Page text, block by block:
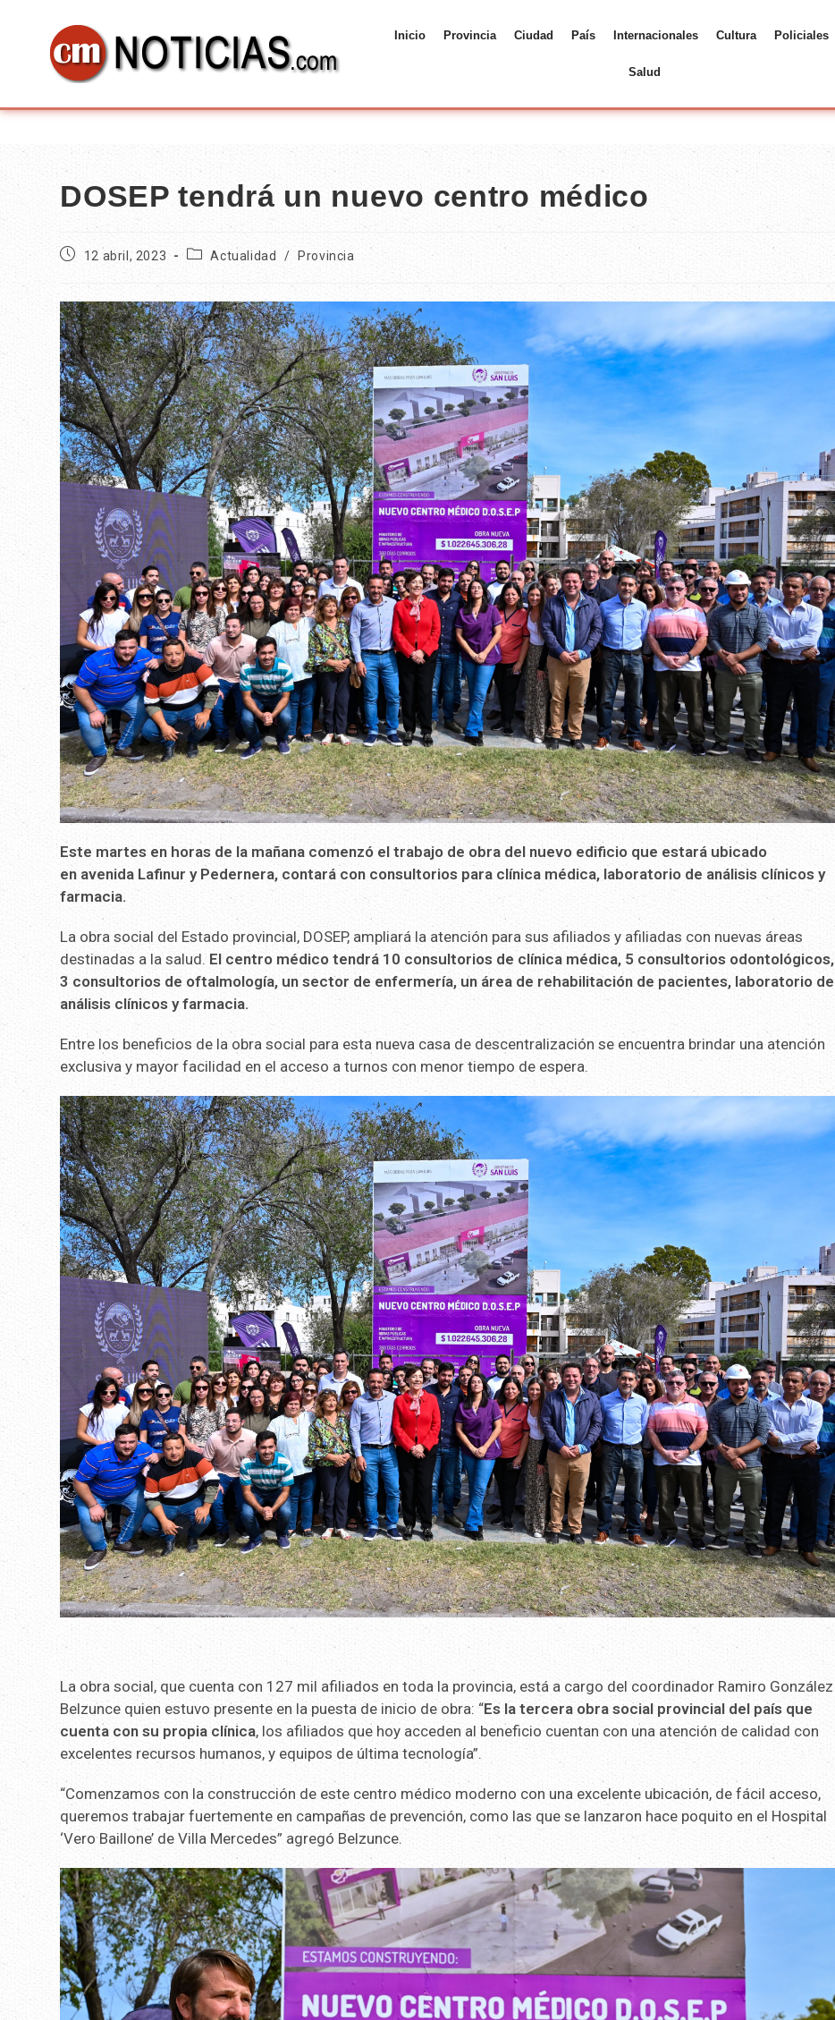
Inicio Provincia Ciudad País Internacionales Cultura Policiales
Salud
DOSEP tendrá un nuevo centro médico
12 abril, 2023 Actualidad / Provincia
Este martes en horas de la mañana comenzó el trabajo de obra del nuevo edificio que estará ubicado
en avenida Lafinur y Pedernera, contará con consultorios para clínica médica, laboratorio de análisis clínicos y
farmacia.
La obra social del Estado provincial, DOSEP, ampliará la atención para sus afiliados y afiliadas con nuevas áreas
destinadas a la salud. El centro médico tendrá 10 consultorios de clínica médica, 5 consultorios odontológicos,
3 consultorios de oftalmología, un sector de enfermería, un área de rehabilitación de pacientes, laboratorio de
análisis clínicos y farmacia.
Entre los beneficios de la obra social para esta nueva casa de descentralización se encuentra brindar una atención
exclusiva y mayor facilidad en el acceso a turnos con menor tiempo de espera.
La obra social, que cuenta con 127 mil afiliados en toda la provincia, está a cargo del coordinador Ramiro González
Belzunce quien estuvo presente en la puesta de inicio de obra: “Es la tercera obra social provincial del país que
cuenta con su propia clínica, los afiliados que hoy acceden al beneficio cuentan con una atención de calidad con
excelentes recursos humanos, y equipos de última tecnología”.
“Comenzamos con la construcción de este centro médico moderno con una excelente ubicación, de fácil acceso,
queremos trabajar fuertemente en campañas de prevención, como las que se lanzaron hace poquito en el Hospital
‘Vero Baillone’ de Villa Mercedes” agregó Belzunce.